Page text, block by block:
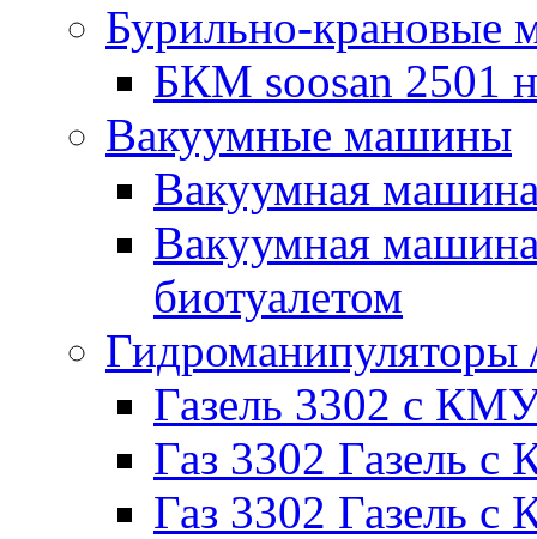
Бурильно-крановые
БКМ soosan 2501
Вакуумные машины
Вакуумная
Вакуумная
биотуалетом
Газель 3302 с
Газ 3302 Газель
Газ 3302 Газель